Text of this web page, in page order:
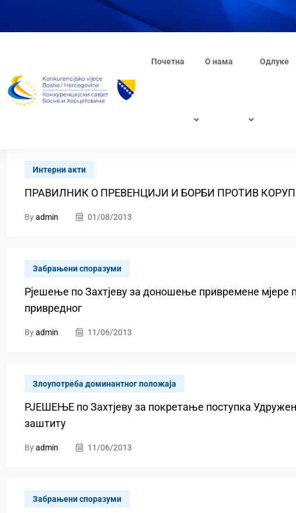
Почетна О нама Одлуке
Интерни акти
ПРАВИЛНИК О ПРЕВЕНЦИЈИ И БОРБИ ПРОТИВ
Byadmin 01/08/2013
Забрањени споразуми
Рјешење по Захтјеву за доношење привремене мјере
привредног
Byadmin 11/06/2013
Злоупотреба доминантног положаја
РЈЕШЕЊЕ по Захтјеву за покретање поступка
заштиту
Byadmin 11/06/2013
Забрањени споразуми